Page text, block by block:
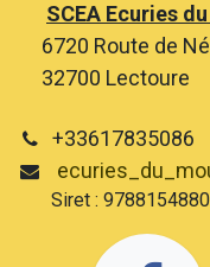
SCEA Ecuries
6720 Route de
32700 Lectoure
+33617835086
Siret :